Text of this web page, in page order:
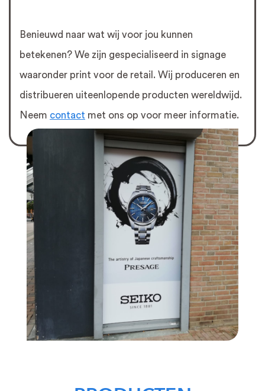
Benieuwd naar wat wij voor jou kunnen
betekenen? We zijn gespecialiseerd in signage
waaronder print voor de retail. Wij produceren en
distribueren uiteenlopende producten wereldwijd.
Neem contact met ons op voor meer informatie.